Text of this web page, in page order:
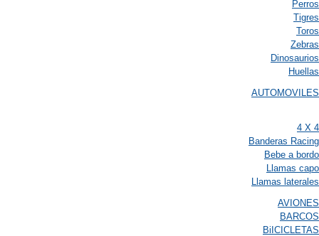
Perros
Tigres
Toros
Zebras
Dinosaurios
Huellas
AUTOMOVILES
4 X 4
Banderas Racing
Bebe a bordo
Llamas capo
Llamas laterales
AVIONES
BARCOS
BiICICLETAS